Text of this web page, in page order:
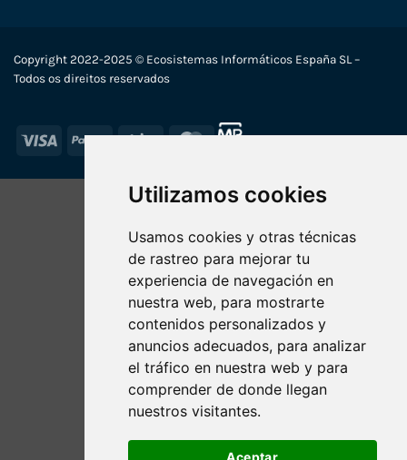
Utilizamos cookies
Usamos cookies y otras técnicas
de rastreo para mejorar tu
experiencia de navegación en
nuestra web, para mostrarte
contenidos personalizados y
anuncios adecuados, para analizar
el tráfico en nuestra web y para
comprender de donde llegan
nuestros visitantes.
Aceptar
Copyright 2022-2025 © Ecosistemas Informáticos España SL –
Todos os direitos reservados
Visa PayPal Stripe MasterCard